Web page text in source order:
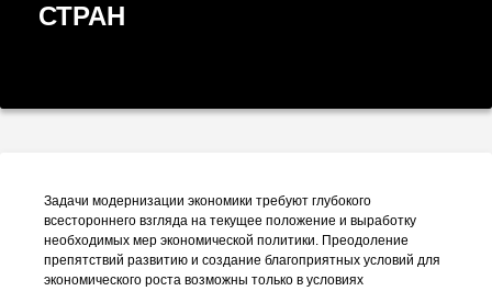
СТРАН
Задачи модернизации экономики требуют глубокого
всестороннего взгляда на текущее положение и выработку
необходимых мер экономической политики. Преодоление
препятствий развитию и создание благоприятных условий для
экономического роста возможны только в условиях